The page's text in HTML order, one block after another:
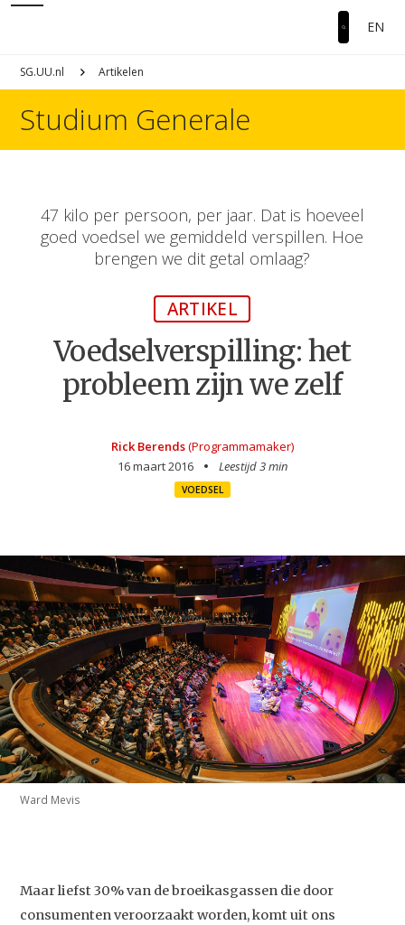
EN
SG.UU.nl Artikelen
Studium Generale
47 kilo per persoon, per jaar. Dat is hoeveel
goed voedsel we gemiddeld verspillen. Hoe
brengen we dit getal omlaag?
ARTIKEL
Voedselverspilling: het
probleem zijn we zelf
Rick Berends(Programmamaker)
16 maart 2016
Leestijd 3 min
VOEDSEL
Ward Mevis
Maar liefst 30% van de broeikasgassen die door
consumenten veroorzaakt worden, komt uit ons